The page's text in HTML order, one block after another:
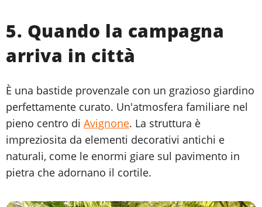
5. Quando la campagna
arriva in città
È una bastide provenzale con un grazioso giardino
perfettamente curato. Un'atmosfera familiare nel
pieno centro di Avignone. La struttura è
impreziosita da elementi decorativi antichi e
naturali, come le enormi giare sul pavimento in
pietra che adornano il cortile.